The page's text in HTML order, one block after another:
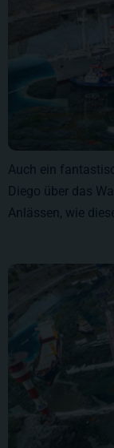
Auch ein
Diego über das
Anlässen, wie